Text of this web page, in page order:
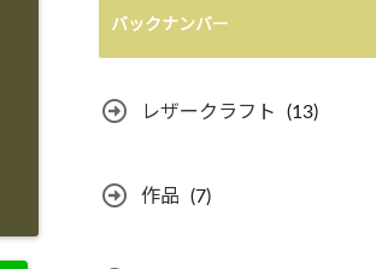
バックナンバー
レザークラフト (13)
作品 (7)